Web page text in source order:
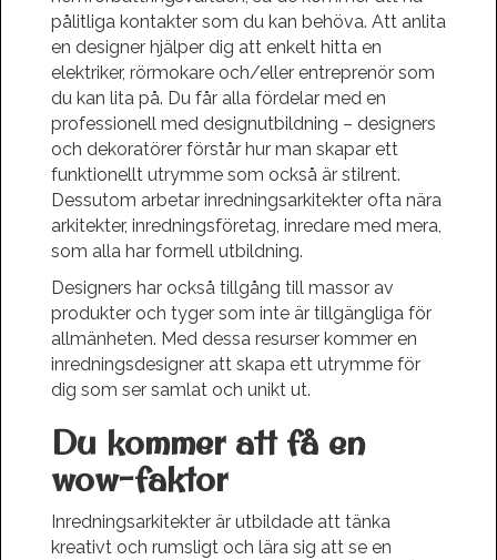
pålitliga kontakter som du kan behöva. Att anlita
en designer hjälper dig att enkelt hitta en
elektriker, rörmokare och/eller entreprenör som
du kan lita på. Du får alla fördelar med en
professionell med designutbildning – designers
och dekoratörer förstår hur man skapar ett
funktionellt utrymme som också är stilrent.
Dessutom arbetar inredningsarkitekter ofta nära
arkitekter, inredningsföretag, inredare med mera,
som alla har formell utbildning.
Designers har också tillgång till massor av
produkter och tyger som inte är tillgängliga för
allmänheten. Med dessa resurser kommer en
inredningsdesigner att skapa ett utrymme för
dig som ser samlat och unikt ut.
Du kommer att få en
wow-faktor
Inredningsarkitekter är utbildade att tänka
kreativt och rumsligt och lära sig att se en